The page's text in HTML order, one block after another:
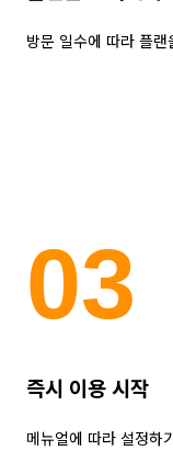
방문 일수에 따라 플
03
즉시 이용 시작
메뉴얼에 따라 설정하